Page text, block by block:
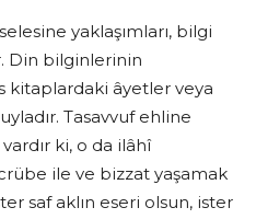
yaklaşımları, bilgi
Din bilginlerinin
kitaplardaki âyetler veya
Tasavvuf ehline
ki, o da ilâhî
ile ve bizzat yaşamak
saf aklın eseri olsun, ister